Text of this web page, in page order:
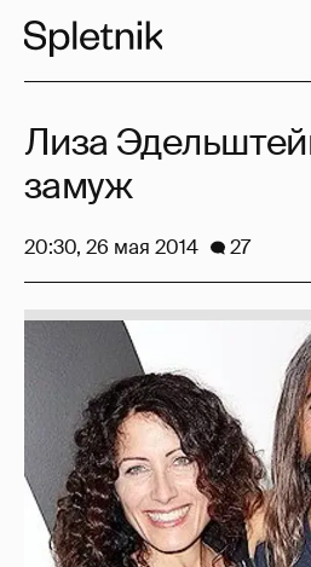
Лиза
замуж
20:30, 26 мая 2014 27